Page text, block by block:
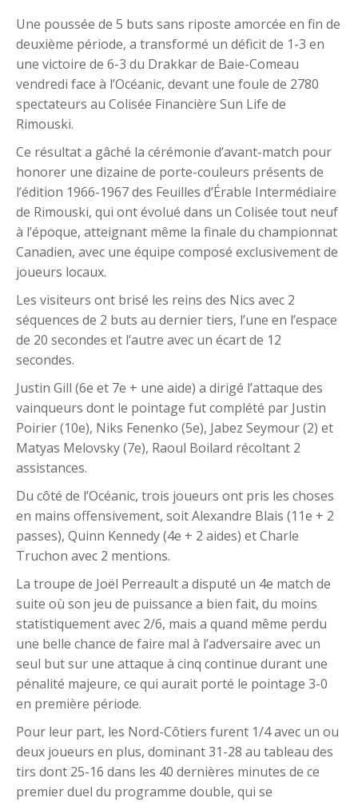
Une poussée de 5 buts sans riposte amorcée en fin de
deuxième période, a transformé un déficit de 1-3 en
une victoire de 6-3 du Drakkar de Baie-Comeau
vendredi face à l’Océanic, devant une foule de 2780
spectateurs au Colisée Financière Sun Life de
Rimouski.
Ce résultat a gâché la cérémonie d’avant-match pour
honorer une dizaine de porte-couleurs présents de
l’édition 1966-1967 des Feuilles d’Érable Intermédiaire
de Rimouski, qui ont évolué dans un Colisée tout neuf
à l’époque, atteignant même la finale du championnat
Canadien, avec une équipe composé exclusivement de
joueurs locaux.
Les visiteurs ont brisé les reins des Nics avec 2
séquences de 2 buts au dernier tiers, l’une en l’espace
de 20 secondes et l’autre avec un écart de 12
secondes.
Justin Gill (6e et 7e + une aide) a dirigé l’attaque des
vainqueurs dont le pointage fut complété par Justin
Poirier (10e), Niks Fenenko (5e), Jabez Seymour (2) et
Matyas Melovsky (7e), Raoul Boilard récoltant 2
assistances.
Du côté de l’Océanic, trois joueurs ont pris les choses
en mains offensivement, soit Alexandre Blais (11e + 2
passes), Quinn Kennedy (4e + 2 aides) et Charle
Truchon avec 2 mentions.
La troupe de Joël Perreault a disputé un 4e match de
suite où son jeu de puissance a bien fait, du moins
statistiquement avec 2/6, mais a quand même perdu
une belle chance de faire mal à l’adversaire avec un
seul but sur une attaque à cinq continue durant une
pénalité majeure, ce qui aurait porté le pointage 3-0
en première période.
Pour leur part, les Nord-Côtiers furent 1/4 avec un ou
deux joueurs en plus, dominant 31-28 au tableau des
tirs dont 25-16 dans les 40 dernières minutes de ce
premier duel du programme double, qui se